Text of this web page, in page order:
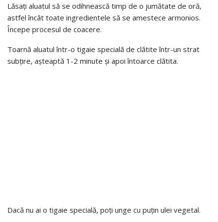
Lăsați aluatul să se odihnească timp de o jumătate de oră,
astfel încât toate ingredientele să se amestece armonios.
Începe procesul de coacere.
Toarnă aluatul într-o tigaie specială de clătite într-un strat
subțire, așteaptă 1-2 minute și apoi întoarce clătita.
Dacă nu ai o tigaie specială, poți unge cu puțin ulei vegetal.